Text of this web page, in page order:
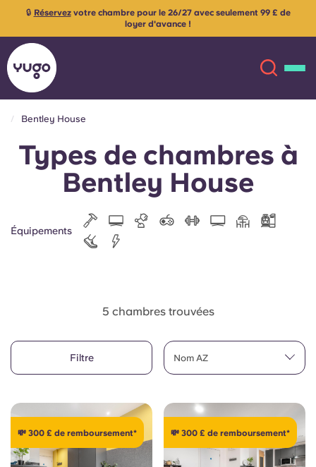
À propos
Plus
English (GB)
Chinese
Sélectionnez un pays
Choisissez une résidence
Se connecter
Réservez maintenant
English (GB)
English (US)
Chinese Español
🔒 Réservez votre chambre pour le 26/27 avec seulement 99 £ de
loyer d'avance !
Bentley House
Types de chambres à
Bentley House
Équipements
5 chambres trouvées
Filtre Nom AZ
💸 300 £ de remboursement* 💸 300 £ de remboursement*